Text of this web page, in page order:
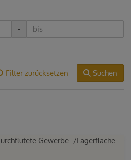
-
Filter zurücksetzen
Suchen